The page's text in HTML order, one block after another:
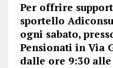
Per offrire
sportello
ogni sabato,
Pensionati in Via
dalle ore 9:30 alle